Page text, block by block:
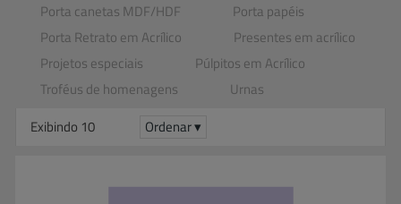
Porta canetas MDF​/​HDF
Porta papéis
Porta Retrato em Acrílico
Presentes em acrílico
Projetos especiais
Púlpitos em Acrílico
Troféus de homenagens
Urnas
Exibindo 10
Ordenar ▾